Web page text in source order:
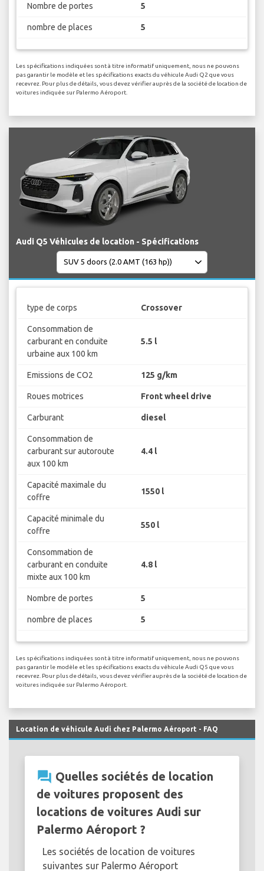
Nombre de portes 5
nombre de places 5
Les spécifications indiquées sont à titre informatif uniquement, nous ne pouvons
pas garantir le modèle et les spécifications exacts du véhicule Audi Q2 que vous
recevrez. Pour plus de détails, vous devez vérifier auprès de la société de location de
voitures indiquée sur Palermo Aéroport.
Audi Q5 Véhicules de location - Spécifications
type de corps Crossover
Consommation de
carburant en conduite
urbaine aux 100 km
5.5 l
Emissions de CO2 125 g/km
Roues motrices Front wheel drive
Carburant diesel
Consommation de
carburant sur autoroute
aux 100 km
4.4 l
Capacité maximale du
coffre
1550 l
Capacité minimale du
coffre
550 l
Consommation de
carburant en conduite
mixte aux 100 km
4.8 l
Nombre de portes 5
nombre de places 5
Les spécifications indiquées sont à titre informatif uniquement, nous ne pouvons
pas garantir le modèle et les spécifications exacts du véhicule Audi Q5 que vous
recevrez. Pour plus de détails, vous devez vérifier auprès de la société de location de
voitures indiquée sur Palermo Aéroport.
Location de véhicule Audi chez Palermo Aéroport - FAQ
question_answer Quelles sociétés de location
de voitures proposent des
locations de voitures Audi sur
Palermo Aéroport ?
Les sociétés de location de voitures
suivantes sur Palermo Aéroport